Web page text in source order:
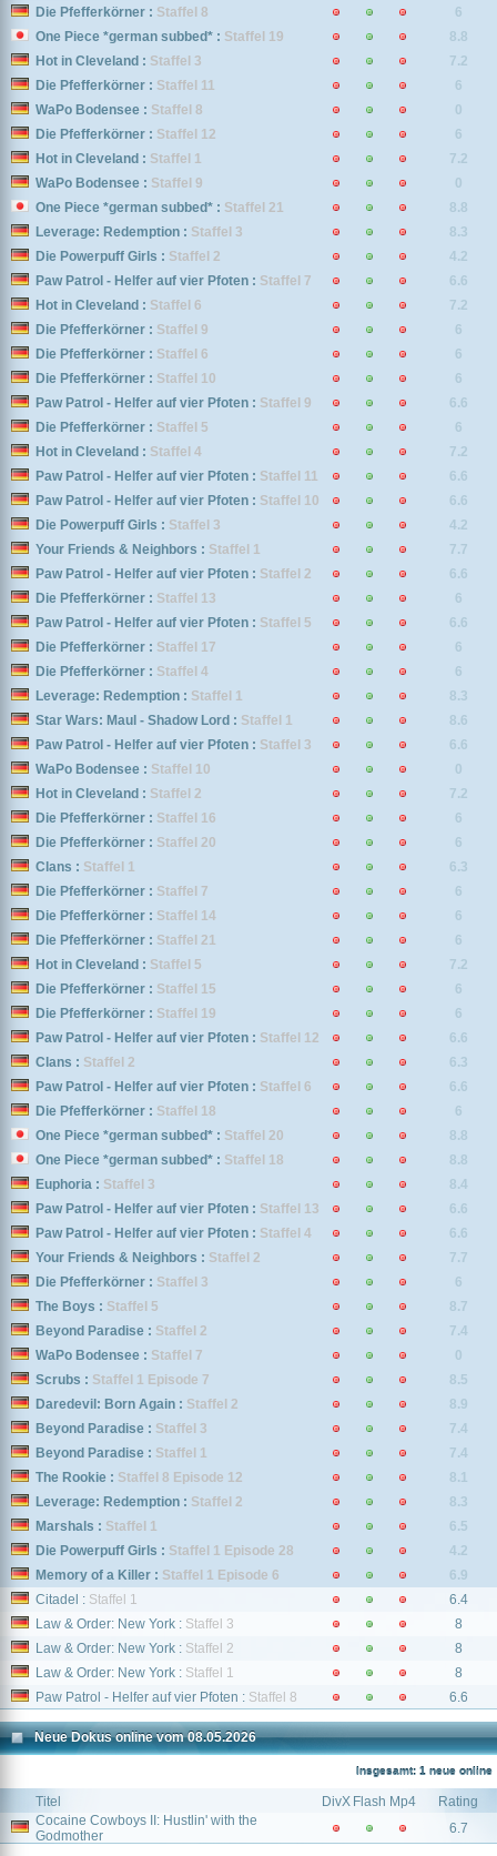
Die Pfefferkörner : Staffel 8
6
One Piece *german subbed* : Staffel 19
8.8
Hot in Cleveland : Staffel 3
7.2
Die Pfefferkörner : Staffel 11
6
WaPo Bodensee : Staffel 8
0
Die Pfefferkörner : Staffel 12
6
Hot in Cleveland : Staffel 1
7.2
WaPo Bodensee : Staffel 9
0
One Piece *german subbed* : Staffel 21
8.8
Leverage: Redemption : Staffel 3
8.3
Die Powerpuff Girls : Staffel 2
4.2
Paw Patrol - Helfer auf vier Pfoten : Staffel 7
6.6
Hot in Cleveland : Staffel 6
7.2
Die Pfefferkörner : Staffel 9
6
Die Pfefferkörner : Staffel 6
6
Die Pfefferkörner : Staffel 10
6
Paw Patrol - Helfer auf vier Pfoten : Staffel 9
6.6
Die Pfefferkörner : Staffel 5
6
Hot in Cleveland : Staffel 4
7.2
Paw Patrol - Helfer auf vier Pfoten : Staffel 11
6.6
Paw Patrol - Helfer auf vier Pfoten : Staffel 10
6.6
Die Powerpuff Girls : Staffel 3
4.2
Your Friends & Neighbors : Staffel 1
7.7
Paw Patrol - Helfer auf vier Pfoten : Staffel 2
6.6
Die Pfefferkörner : Staffel 13
6
Paw Patrol - Helfer auf vier Pfoten : Staffel 5
6.6
Die Pfefferkörner : Staffel 17
6
Die Pfefferkörner : Staffel 4
6
Leverage: Redemption : Staffel 1
8.3
Star Wars: Maul - Shadow Lord : Staffel 1
8.6
Paw Patrol - Helfer auf vier Pfoten : Staffel 3
6.6
WaPo Bodensee : Staffel 10
0
Hot in Cleveland : Staffel 2
7.2
Die Pfefferkörner : Staffel 16
6
Die Pfefferkörner : Staffel 20
6
Clans : Staffel 1
6.3
Die Pfefferkörner : Staffel 7
6
Die Pfefferkörner : Staffel 14
6
Die Pfefferkörner : Staffel 21
6
Hot in Cleveland : Staffel 5
7.2
Die Pfefferkörner : Staffel 15
6
Die Pfefferkörner : Staffel 19
6
Paw Patrol - Helfer auf vier Pfoten : Staffel 12
6.6
Clans : Staffel 2
6.3
Paw Patrol - Helfer auf vier Pfoten : Staffel 6
6.6
Die Pfefferkörner : Staffel 18
6
One Piece *german subbed* : Staffel 20
8.8
One Piece *german subbed* : Staffel 18
8.8
Euphoria : Staffel 3
8.4
Paw Patrol - Helfer auf vier Pfoten : Staffel 13
6.6
Paw Patrol - Helfer auf vier Pfoten : Staffel 4
6.6
Your Friends & Neighbors : Staffel 2
7.7
Die Pfefferkörner : Staffel 3
6
The Boys : Staffel 5
8.7
Beyond Paradise : Staffel 2
7.4
WaPo Bodensee : Staffel 7
0
Scrubs : Staffel 1 Episode 7
8.5
Daredevil: Born Again : Staffel 2
8.9
Beyond Paradise : Staffel 3
7.4
Beyond Paradise : Staffel 1
7.4
The Rookie : Staffel 8 Episode 12
8.1
Leverage: Redemption : Staffel 2
8.3
Marshals : Staffel 1
6.5
Die Powerpuff Girls : Staffel 1 Episode 28
4.2
Memory of a Killer : Staffel 1 Episode 6
6.9
Citadel : Staffel 1
6.4
Law & Order: New York : Staffel 3
8
Law & Order: New York : Staffel 2
8
Law & Order: New York : Staffel 1
8
Paw Patrol - Helfer auf vier Pfoten : Staffel 8 6.6
Neue Dokus online vom 08.05.2026
Insgesamt: 1 neue online
Titel DivX Flash Mp4
Rating
Cocaine Cowboys II: Hustlin' with the
Godmother
6.7